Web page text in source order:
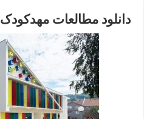
دانلود مطالعات مهدکودک